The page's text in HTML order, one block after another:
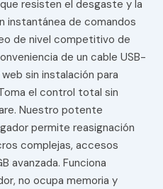
resisten el desgaste y la
instantánea de comandos
de nivel competitivo de
de un cable USB-
sin instalación para
el control total sin
Nuestro potente
permite reasignación
complejas, accesos
avanzada. Funciona
no ocupa memoria y